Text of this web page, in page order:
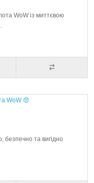
WoW із миттєвою
безпечно та вигідно